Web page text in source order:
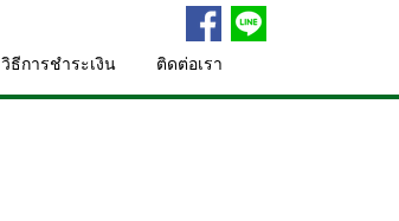
วิธีการชำระเงิน ติดต่อเรา